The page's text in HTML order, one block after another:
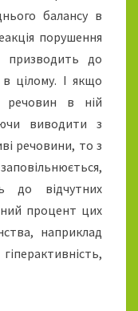
балансу в
порушення
призводить до
цілому. І якщо
в ній
виводити з
речовини, то з
до відчутних
процент цих
наприклад